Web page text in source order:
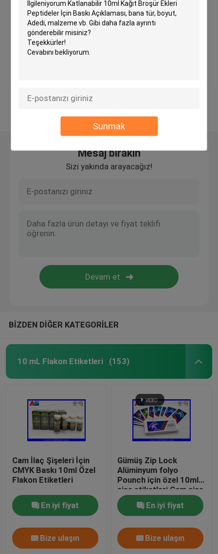
Sunmak
Özel Kozmetik Etiketleri
Farmasötik Cam Ampuller
Manuel Flakon kıvırıcı
için Özel Broşür Baskı Ucuz El
İlanı
MOQ：3000pcs
Fiyat：Anlaşılabilir
Mesaj bırakın
Sizi yakında arayacağız!
BİZDEN DİĞER KATEGORİLER
10 mL Flakon Etiketleri (153)
Cam İlaç Şişeleri İçin
CMYK Baskı 10ml Özel
Flakon Etiketleri
En iyi fiyat
Bize ulaşın
Gümüş Zip Lock
Alüminyum folyo
Pounch için özel 10ml
şişe etiketleri Cam şişe
etiketleri baskı
En iyi fiyat
Bize ulaşın